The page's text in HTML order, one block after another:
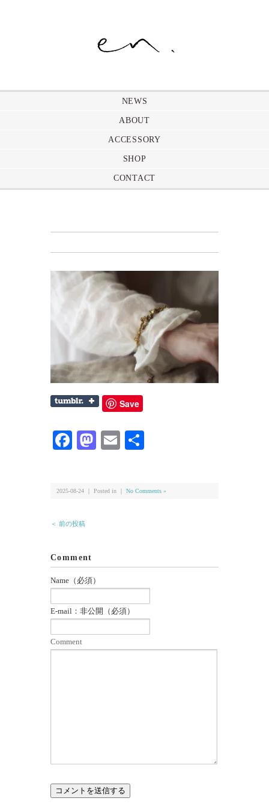
NEWS
ABOUT
ACCESSORY
SHOP
CONTACT
Save
Facebook
Mastodon
Email
2025-08-24 ｜ Posted in ｜ No Comments »
＜ 前の投稿
Comment
Name（必須）
E-mail：非公開（必須）
Comment